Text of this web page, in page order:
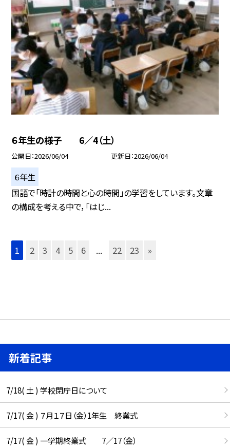
６年生の様子 6／4（土）
公開日 2026/06/04 更新日 2026/06/04
６年生
国語で「時計の時間と心の時間」の学習をしています。文章
の構成を考える中で，「はじ...
1 2 3 4 5 6 ... 22 23 »
新着記事
7/18( 土 ) 学校閉庁日について
7/17( 金 ) ７月１７日（金）1年生 終業式
7/17( 金 ) 一学期終業式 7／17（金）